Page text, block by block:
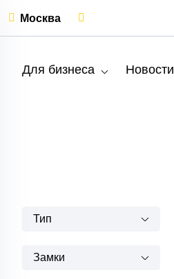
Москва
Для бизнеса Новости
Тип
Замки